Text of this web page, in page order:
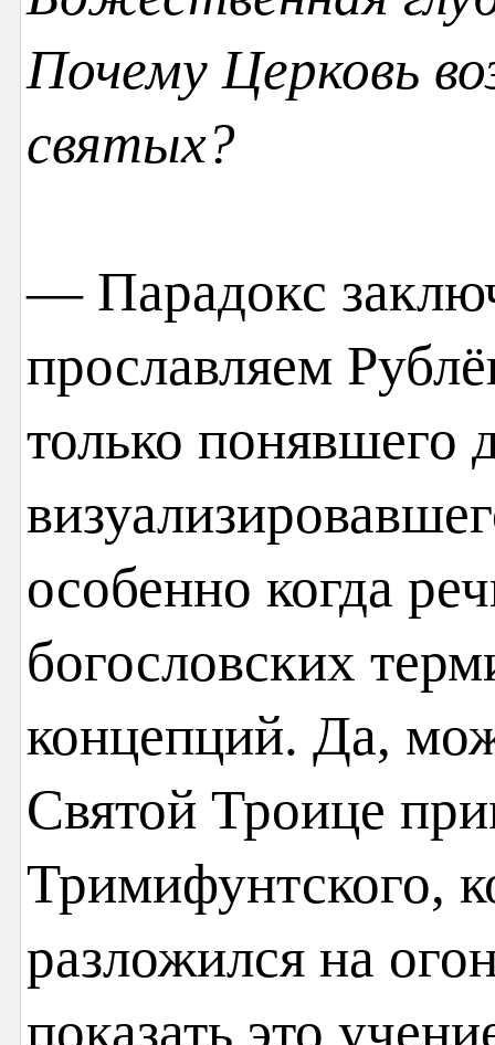
Почему Церковь
святых?
— Парадокс
прославляем
только понявшего
особенно когда
богословских
концепций. Да,
Святой Троице
Тримифунтского,
разложился на
показать это